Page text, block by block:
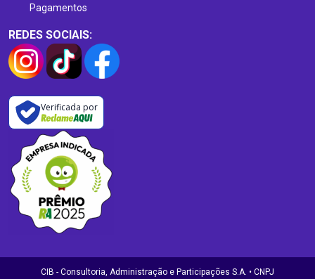
Pagamentos
REDES SOCIAIS:
Verificada por
CIB - Consultoria, Administração e Participações S.A. • CNPJ